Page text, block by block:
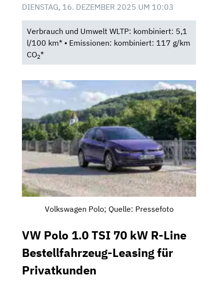
DIENSTAG, 16. DEZEMBER 2025 UM 10:03
Verbrauch und Umwelt WLTP: kombiniert: 5,1
l/100 km* • Emissionen: kombiniert: 117 g/km
CO2*
Volkswagen Polo; Quelle: Pressefoto
VW Polo 1.0 TSI 70 kW R-Line
Bestellfahrzeug-Leasing für
Privatkunden